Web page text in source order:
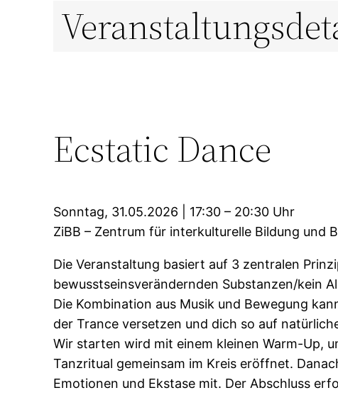
Ecstatic Dance
Sonntag, 31.05.2026 | 17:30 – 20:30 Uhr
ZiBB – Zentrum für interkulturelle Bildung und
Die Veranstaltung basiert auf 3 zentralen
bewusstseinsverändernden Substanzen/kein
Die Kombination aus Musik und Bewegung
der Trance versetzen und dich so auf
Wir starten wird mit einem kleinen Warm-Up,
Tanzritual gemeinsam im Kreis eröffnet.
Emotionen und Ekstase mit. Der Abschluss